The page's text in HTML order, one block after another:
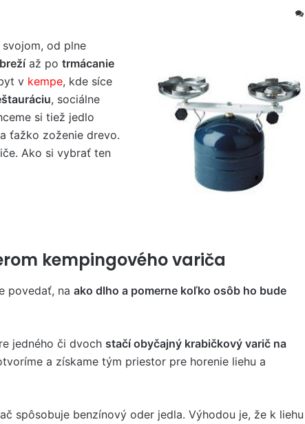
od plne
až po trmácanie
v kempe, kde síce
, sociálne
si tiež jedlo
ťažko zoženie drevo.
Ako si vybrať ten
kempingového variča
povedať, na ako dlho a pomerne koľko osôb ho bude
jedného či dvoch stačí obyčajný krabičkový varič na
a získame tým priestor pre horenie liehu a
spôsobuje benzínový oder jedla. Výhodou je, že k liehu